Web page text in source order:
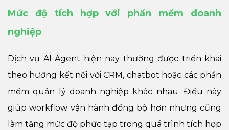
Mức độ tích hợp với phần mềm doanh
nghiệp
Dịch vụ AI Agent hiện nay thường được triển khai
theo hướng kết nối với CRM, chatbot hoặc các phần
mềm quản lý doanh nghiệp khác nhau. Điều này
giúp workflow vận hành đồng bộ hơn nhưng cũng
làm tăng mức độ phức tạp trong quá trình tích hợp